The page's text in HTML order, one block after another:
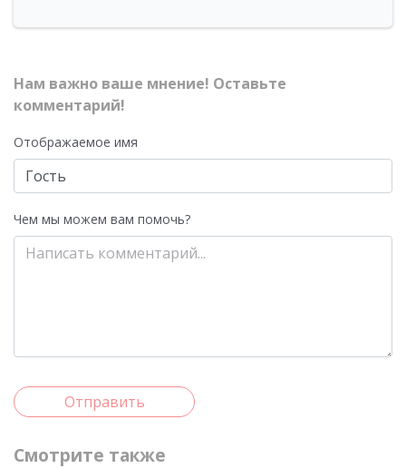
Нам важно ваше мнение! Оставьте
комментарий!
Отображаемое имя
Чем мы можем вам помочь?
Отправить
Смотрите также